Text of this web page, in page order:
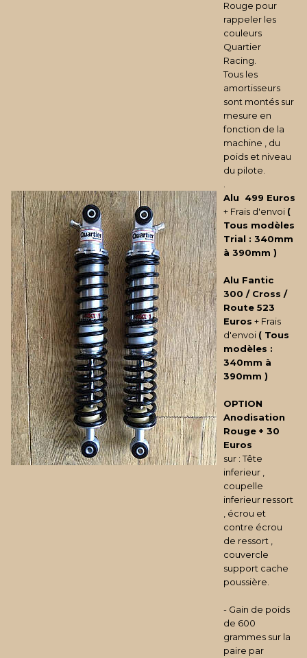
Rouge pour
rappeler les
couleurs
Quartier
Racing.
Tous les
amortisseurs
sont montés sur
mesure en
fonction de la
machine , du
poids et niveau
du pilote.
Alu 499 Euros
+ Frais d'envoi (
Tous modèles
Trial : 340mm
à 390mm)
Alu Fantic
300 / Cross /
Route 523
Euros + Frais
d'envoi ( Tous
modèles :
340mm à
390mm)
OPTION
Anodisation
Rouge + 30
Euros
sur : Tête
inferieur ,
coupelle
inferieur ressort
, écrou et
contre écrou
de ressort ,
couvercle
support cache
poussière.
- Gain de poids
de 600
grammes sur la
paire par